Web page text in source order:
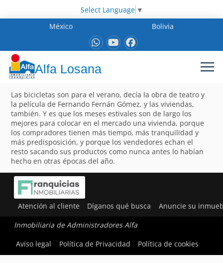
Select Language ▼
México
Bolivia
Alfa Losana
Las bicicletas son para el verano, decía la obra de teatro y
la película de Fernando Fernán Gómez, y las viviendas,
también. Y es que los meses estivales son de largo los
mejores para colocar en el mercado una vivienda, porque
los compradores tienen más tiempo, más tranquilidad y
más predisposición, y porque los vendedores echan el
resto sacando sus productos como nunca antes lo habían
hecho en otras épocas del año.
Atención al cliente Díganos qué busca Anuncie su
Inmobiliaria de Administradores Alfa
Aviso legal
Política de Privacidad Política de cookies